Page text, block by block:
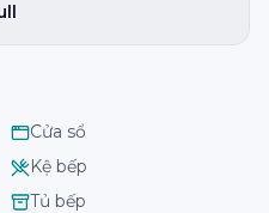
Cửa sổ
Kệ bếp
Tủ bếp